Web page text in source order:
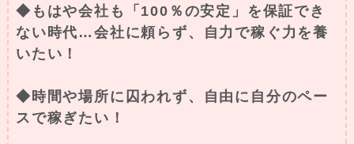
◆もはや会社も「100％の安定」を保証でき
ない時代…会社に頼らず、自力で稼ぐ力を養
いたい！
◆時間や場所に囚われず、自由に自分のペー
スで稼ぎたい！